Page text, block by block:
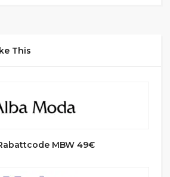
This
MBW 49€